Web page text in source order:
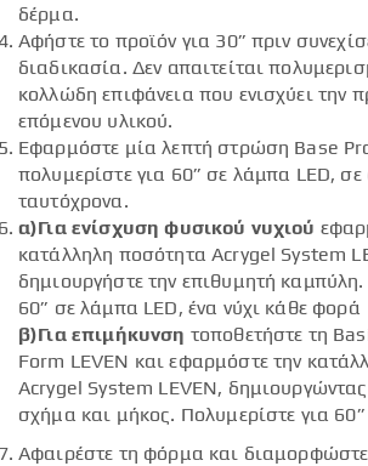
δέρμα.
Αφήστε το προϊόν για 30” πριν
διαδικασία. Δεν απαιτείται
κολλώδη επιφάνεια που ενισχύει την
επόμενου υλικού.
Εφαρμόστε μία λεπτή στρώση Base
πολυμερίστε για 60” σε λάμπα LED, σε
ταυτόχρονα.
α)Για ενίσχυση φυσικού νυχιού
κατάλληλη ποσότητα Acrygel System
δημιουργήστε την επιθυμητή καμπύλη.
60” σε λάμπα LED, ένα νύχι κάθε φορά
β)Για επιμήκυνση τοποθετήστε τη
Form LEVEN και εφαρμόστε την
Acrygel System LEVEN,
σχήμα και μήκος. Πολυμερίστε για
Αφαιρέστε τη φόρμα και